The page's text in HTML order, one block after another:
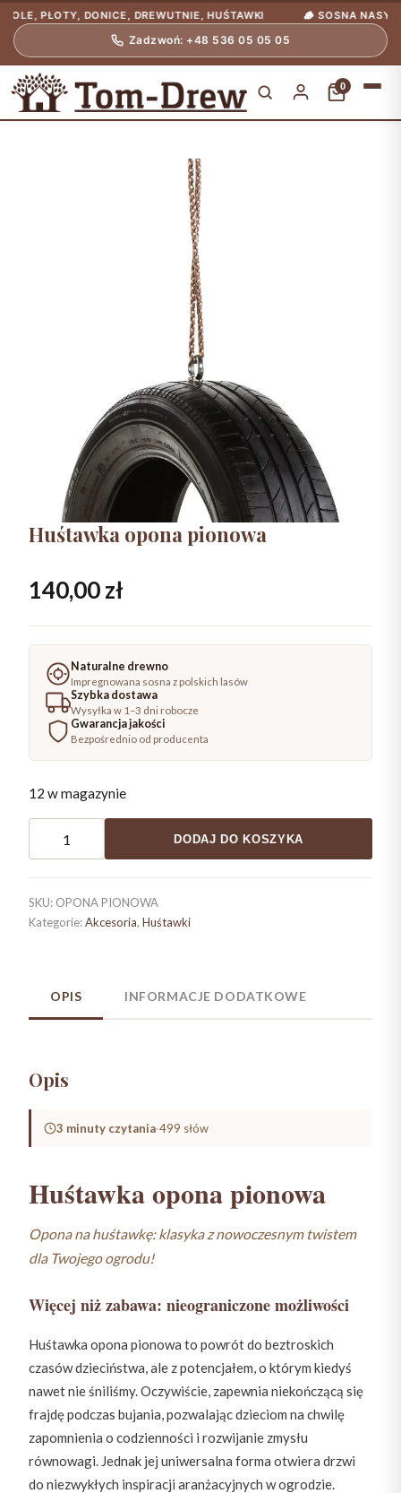
PŁOTY, DONICE, DREWUTNIE, HUŚTAWKI 🪵 SOSNA NASYCONA
Zadzwoń: +48 536 05 05 05
0
Huśtawka opona pionowa
140,00zł
Naturalne drewno
Impregnowana sosna z polskich lasów
Szybka dostawa
Wysyłka w 1–3 dni robocze
Gwarancja jakości
Bezpośrednio od producenta
12 w magazynie
Huśtawka
pionowa
DODAJ DO KOSZYKA
SKU: OPONA PIONOWA
Kategorie:Akcesoria, Huśtawki
OPIS INFORMACJE DODATKOWE
Opis
3 minuty czytania·499 słów
Huśtawka opona pionowa
Opona na huśtawkę: klasyka z nowoczesnym twistem
dla Twojego ogrodu!
Więcej niż zabawa: nieograniczone możliwości
Huśtawka opona pionowa to powrót do beztroskich
czasów dzieciństwa, ale z potencjałem, o którym kiedyś
nawet nie śniliśmy. Oczywiście, zapewnia niekończącą się
frajdę podczas bujania, pozwalając dzieciom na chwilę
zapomnienia o codzienności i rozwijanie zmysłu
równowagi. Jednak jej uniwersalna forma otwiera drzwi
do niezwykłych inspiracji aranżacyjnych w ogrodzie.